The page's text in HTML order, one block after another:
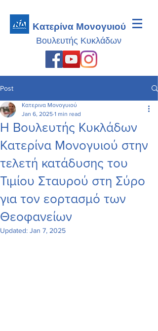
Κατερίνα Μονογυιού
Βουλευτής Κυκλάδων
Post
Η Βουλευτής Κυκλάδων
Κατερίνα Μονογυιού στην
τελετή κατάδυσης του
Τιμίου Σταυρού στη Σύρο
για τον εορτασμό των
Θεοφανείων
Κατερινα Μονογυιού
Jan 6, 2025 1 min read
Updated: Jan 7, 2025